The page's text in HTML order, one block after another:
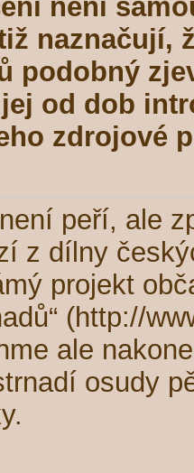
není
naznačují,
podobný
od dob
zdrojové
peří, ale
z dílny
projekt
(http://
ale
osudy